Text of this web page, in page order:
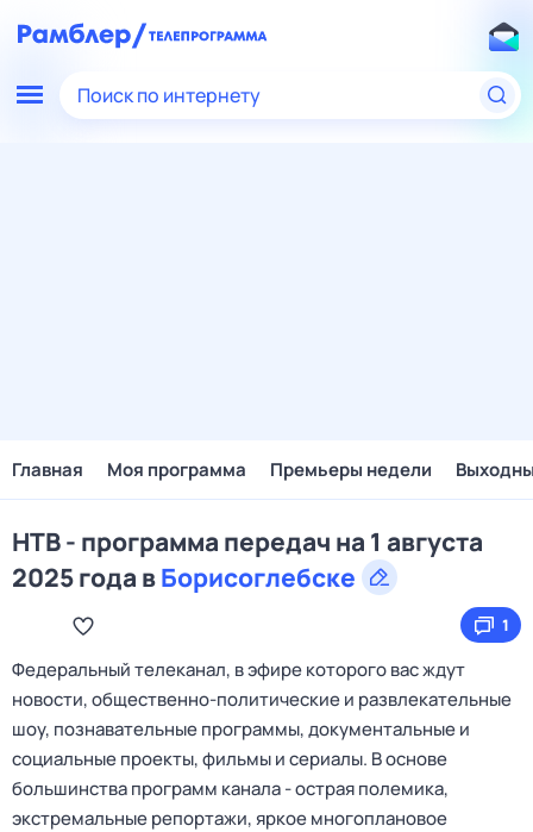
Поиск по интернету
Главная Моя программа Премьеры недели
НТВ - программа передач на 1 августа
2025 года вБорисоглебске
1
Федеральный телеканал, в эфире которого вас ждут
новости, общественно-политические и развлекательные
шоу, познавательные программы, документальные и
социальные проекты, фильмы и сериалы. В основе
большинства программ канала - острая полемика,
экстремальные репортажи, яркое многоплановое